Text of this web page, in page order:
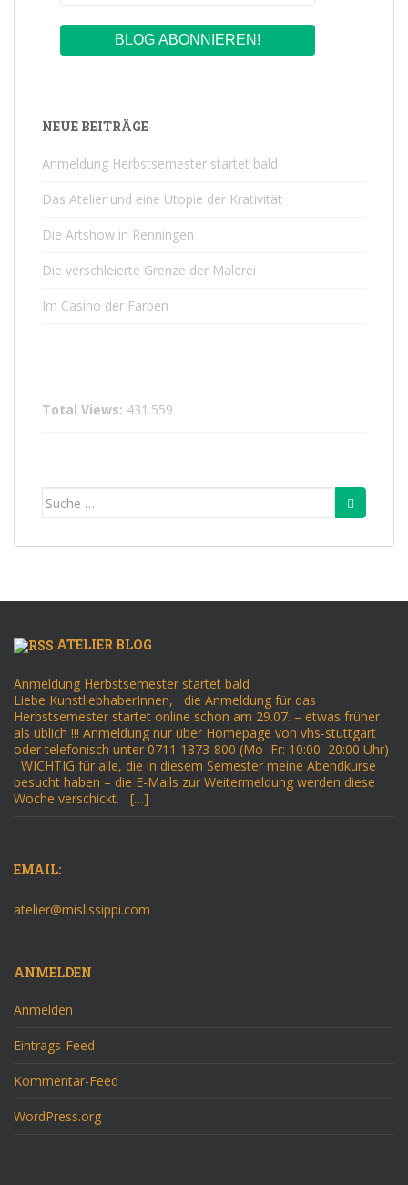
NEUE BEITRÄGE
Anmeldung Herbstsemester startet bald
Das Atelier und eine Utopie der Krativität
Die Artshow in Renningen
Die verschleierte Grenze der Malerei
Im Casino der Farben
Total Views: 431.559
Suche
ATELIER BLOG
Anmeldung Herbstsemester startet bald
Liebe KunstliebhaberInnen, die Anmeldung für das
Herbstsemester startet online schon am 29.07. – etwas früher
als üblich !!! Anmeldung nur über Homepage von vhs-stuttgart
oder telefonisch unter 0711 1873-800 (Mo–Fr: 10:00–20:00 Uhr)
WICHTIG für alle, die in diesem Semester meine Abendkurse
besucht haben – die E-Mails zur Weitermeldung werden diese
Woche verschickt. […]
EMAIL:
atelier@mislissippi.com
ANMELDEN
Anmelden
Eintrags-Feed
Kommentar-Feed
WordPress.org